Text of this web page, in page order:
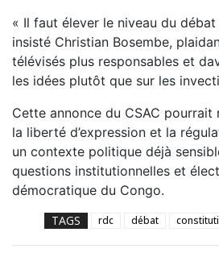
« Il faut élever le niveau du débat
insisté Christian Bosembe,
télévisés plus responsables et
les idées plutôt que sur les
Cette annonce du CSAC
la liberté d’expression et la
un contexte politique déjà
questions institutionnelles et
démocratique du Congo.
TAGS rdc débat